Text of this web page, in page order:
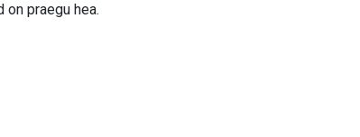
on praegu hea.